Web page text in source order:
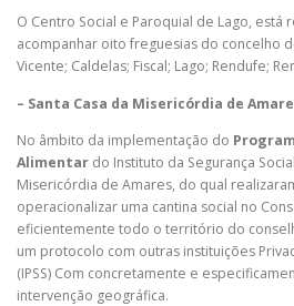
O Centro Social e Paroquial de Lago, está
acompanhar oito freguesias do concelho
Vicente; Caldelas; Fiscal; Lago; Rendufe;
– Santa Casa da Misericórdia de
No âmbito da implementação do
Alimentar do Instituto da Segurança
Misericórdia de Amares, do qual
operacionalizar uma cantina social no
eficientemente todo o território do
um protocolo com outras instituições
(IPSS) Com concretamente e
intervenção geográfica.